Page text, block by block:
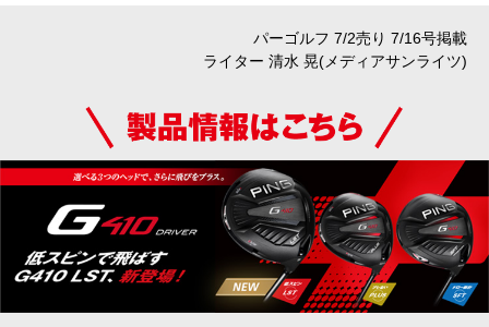
パーゴルフ 7/2売り 7/16号掲載
ライター 清水 晃(メディアサンライツ)